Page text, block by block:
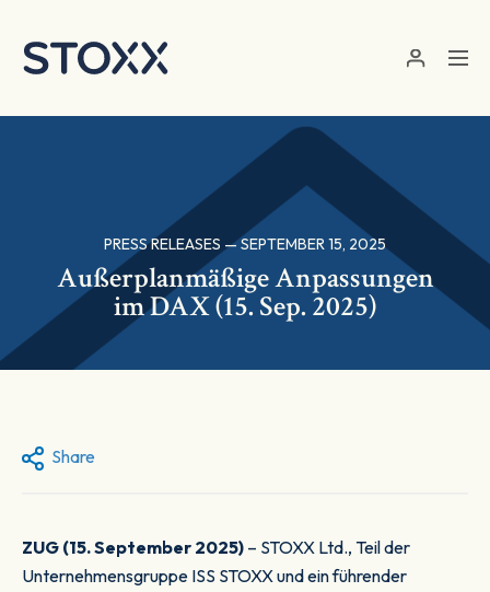
PRESS RELEASES — SEPTEMBER 15, 2025
Außerplanmäßige Anpassungen
im DAX (15. Sep. 2025)
Share
ZUG (15. September 2025) – STOXX Ltd., Teil der
Unternehmensgruppe ISS STOXX und ein führender